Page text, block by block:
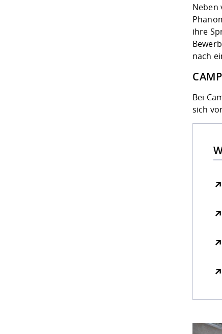
Neben
ihre
nach
Bei
sich